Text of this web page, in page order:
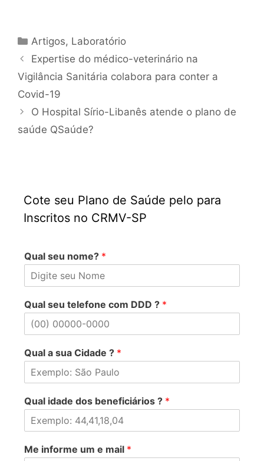
Artigos, Laboratório
Expertise do médico-veterinário na
Vigilância Sanitária colabora para conter a
Covid-19
O Hospital Sírio-Libanês atende o plano de
saúde QSaúde?
Cote seu Plano de Saúde pelo para
Inscritos no CRMV-SP
Qual seu nome? *
Qual seu telefone com DDD ? *
Qual a sua Cidade ? *
Qual idade dos beneficiários ? *
Me informe um e mail *